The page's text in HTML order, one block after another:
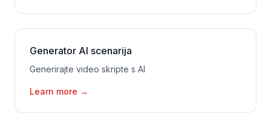
Generator AI scenarija
Generirajte video skripte s AI
Learn more →